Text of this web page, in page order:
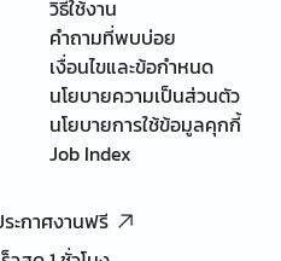
วิธีใช้งาน
คำถามที่พบบ่อย
เงื่อนไขและข้อกำหนด
นโยบายความเป็นส่วนตัว
นโยบายการใช้ข้อมูลคุกกี้
Job Index
ระกาศงานฟรี